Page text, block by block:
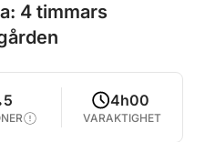
4 timmars
5 4h00
VARAKTIGHET